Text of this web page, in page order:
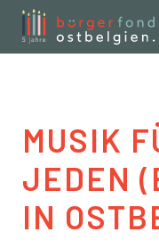
Buergerfond
MUSIK
JEDEN
IN